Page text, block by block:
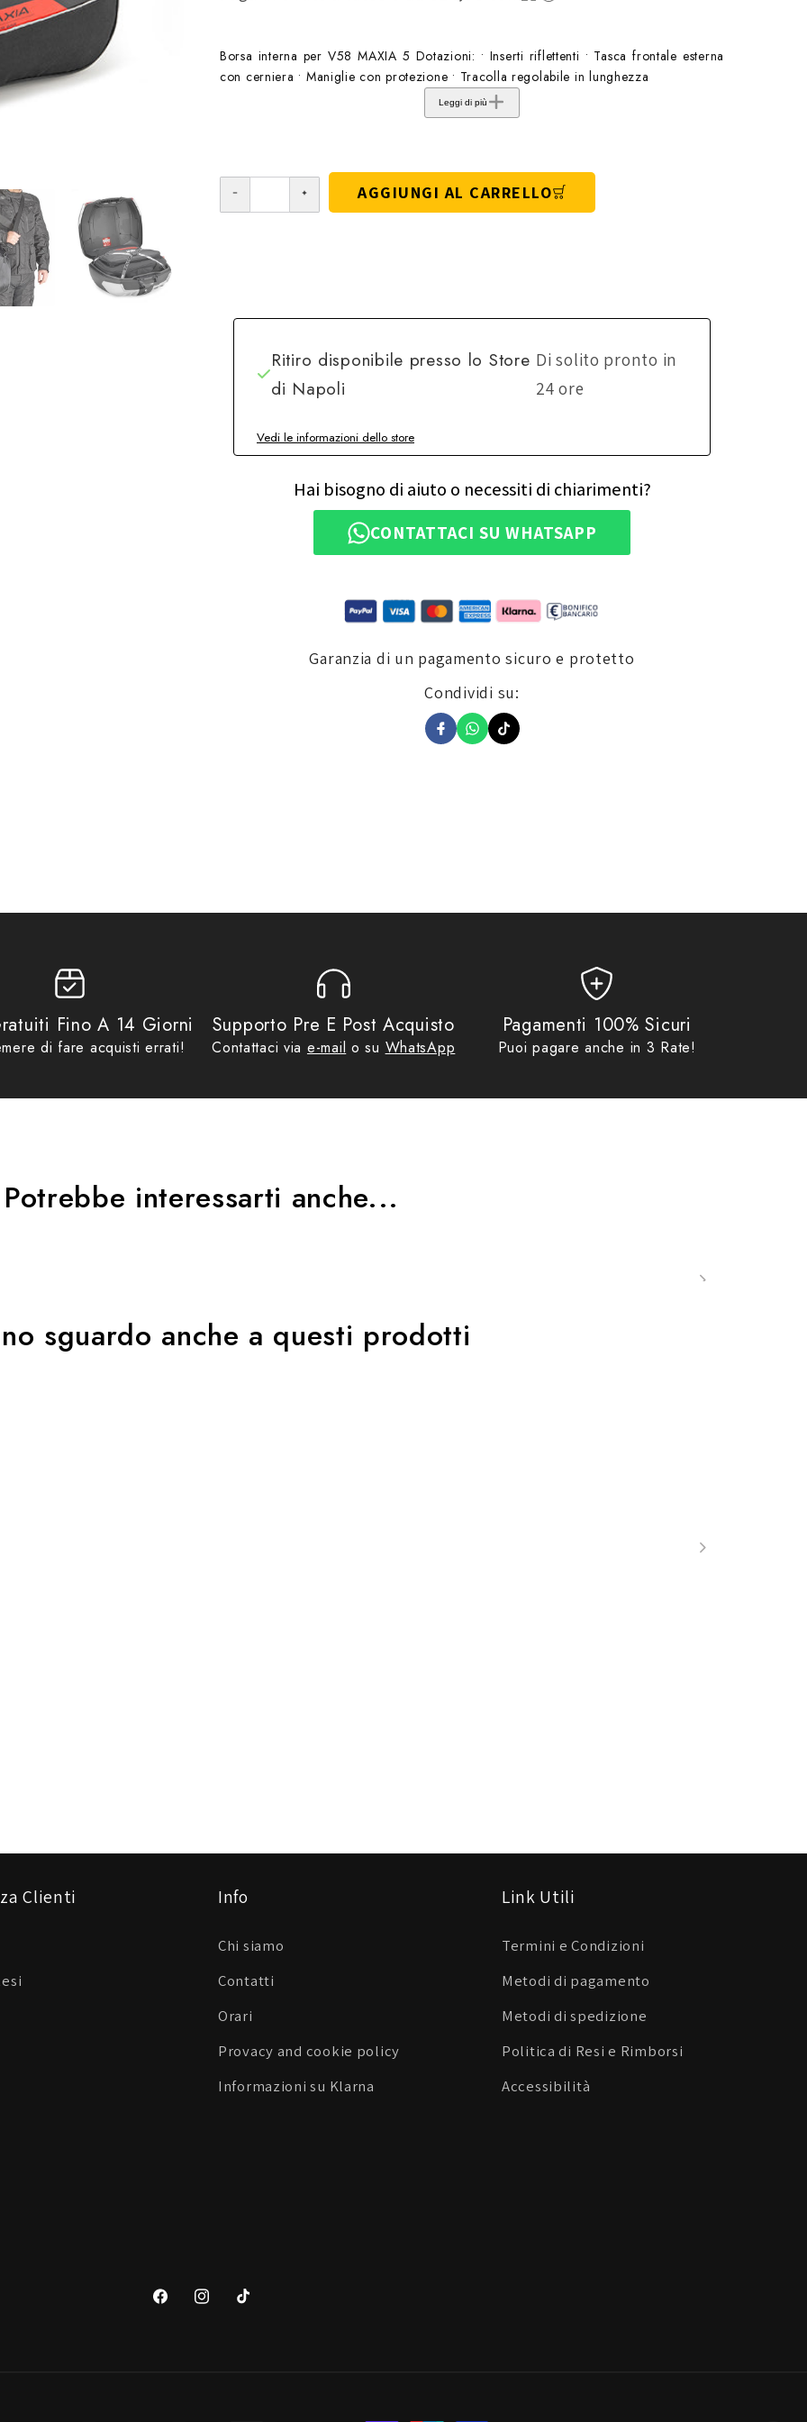
Borsa interna per V58 MAXIA 5 Dotazioni: • Inserti riflettenti • Tasca frontale esterna
con cerniera • Maniglie con protezione • Tracolla regolabile in lunghezza
Leggi di più
AGGIUNGI AL CARRELLO
Ritiro disponibile presso lo Store
di Napoli
Di solito pronto in
24 ore
Vedi le informazioni dello store
Hai bisogno di aiuto o necessiti di chiarimenti?
CONTATTACI SU WHATSAPP
Garanzia di un pagamento sicuro e protetto
Condividi su:
Fino A 14 Giorni
di fare acquisti errati!
Supporto Pre E Post Acquisto
Contattaci via e-mail o su WhatsApp
Pagamenti 100% Sicuri
Puoi pagare anche in 3 Rate!
Potrebbe interessarti anche...
sguardo anche a questi prodotti
Clienti Info
Chi siamo
Contatti
Orari
Provacy and cookie policy
Informazioni su Klarna
Link Utili
Termini e Condizioni
Metodi di pagamento
Metodi di spedizione
Politica di Resi e Rimborsi
Accessibilità
FacebookInstagramTikTok